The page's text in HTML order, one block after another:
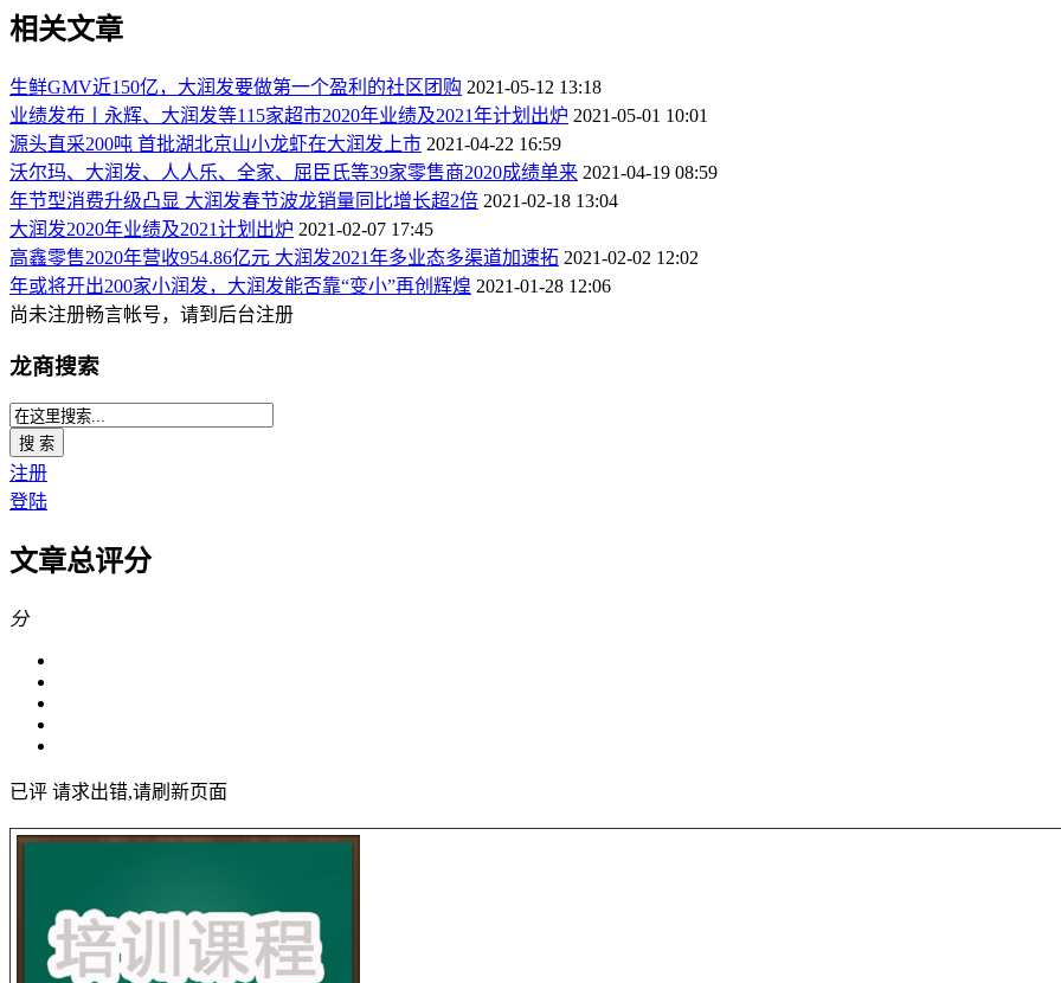
相关文章
生鲜GMV近150亿，大润发要做第一个盈利的社区团购 2021-05-12 13:18
业绩发布丨永辉、大润发等115家超市2020年业绩及2021年计划出炉 2021-05-01 10:01
源头直采200吨 首批湖北京山小龙虾在大润发上市 2021-04-22 16:59
沃尔玛、大润发、人人乐、全家、屈臣氏等39家零售商2020成绩单来 2021-04-19 08:59
年节型消费升级凸显 大润发春节波龙销量同比增长超2倍 2021-02-18 13:04
大润发2020年业绩及2021计划出炉 2021-02-07 17:45
高鑫零售2020年营收954.86亿元 大润发2021年多业态多渠道加速拓 2021-02-02 12:02
年或将开出200家小润发，大润发能否靠“变小”再创辉煌 2021-01-28 12:06
尚未注册畅言帐号，请到后台注册
龙商搜索
搜 索
注册
登陆
文章总评分
分
已评 请求出错,请刷新页面